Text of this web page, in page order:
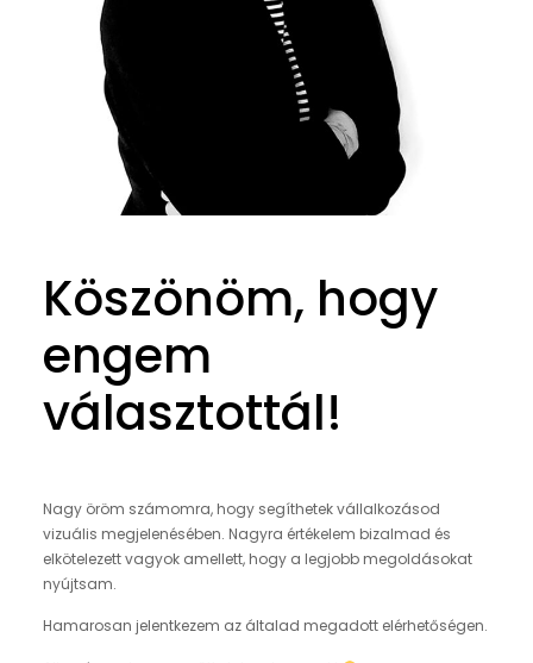
Köszönöm, hogy
engem
választottál!
Nagy öröm számomra, hogy segíthetek vállalkozásod
vizuális megjelenésében. Nagyra értékelem bizalmad és
elkötelezett vagyok amellett, hogy a legjobb megoldásokat
nyújtsam.
Hamarosan jelentkezem az általad megadott elérhetőségen.